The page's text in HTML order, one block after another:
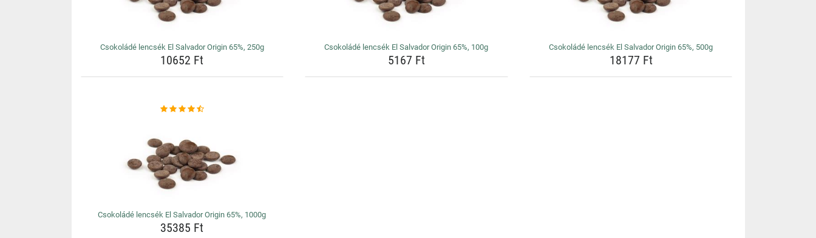
Csokoládé lencsék El Salvador Origin 65%, 250g
10652 Ft
Csokoládé lencsék El Salvador Origin 65%, 100g
5167 Ft
Csokoládé lencsék El Salvador Origin 65%, 500g
18177 Ft
Csokoládé lencsék El Salvador Origin 65%, 1000g
35385 Ft